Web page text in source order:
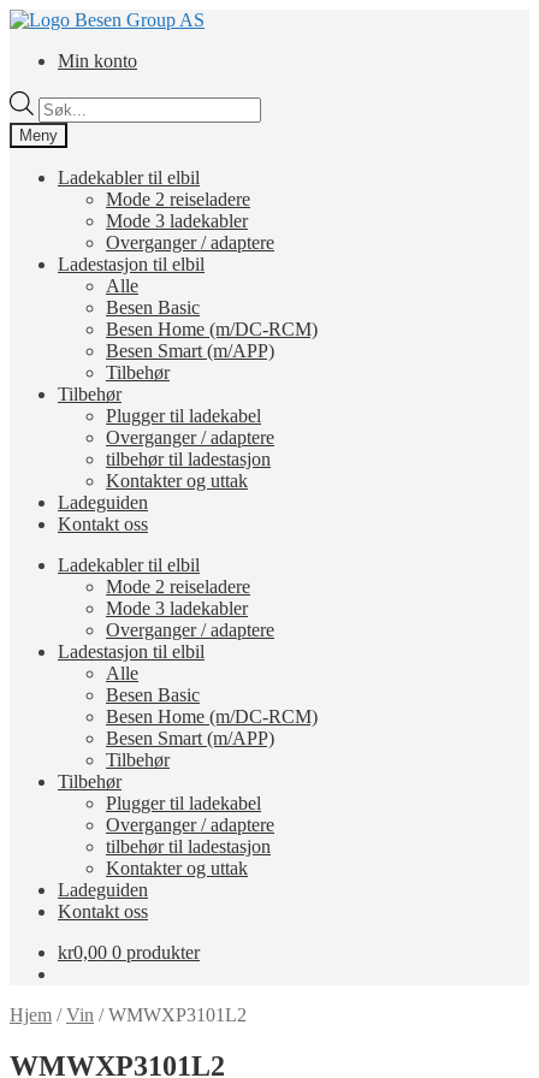
Hopp
navigasjon
Hopp
innholdMin konto
Products
search
Meny
Ladekabler til elbil
Mode 2 reiseladere
Mode 3 ladekabler
Overganger / adaptere
Ladestasjon til elbil
Alle
Besen Basic
Besen Home (m/DC-RCM)
Besen Smart (m/APP)
Tilbehør
Tilbehør
Plugger til ladekabel
Overganger / adaptere
tilbehør til ladestasjon
Kontakter og uttak
Ladeguiden
Kontakt oss
Ladekabler til elbil
Mode 2 reiseladere
Mode 3 ladekabler
Overganger / adaptere
Ladestasjon til elbil
Alle
Besen Basic
Besen Home (m/DC-RCM)
Besen Smart (m/APP)
Tilbehør
Tilbehør
Plugger til ladekabel
Overganger / adaptere
tilbehør til ladestasjon
Kontakter og uttak
Ladeguiden
Kontakt oss
kr0,00 0 produkter
Hjem /Vin /WMWXP3101L2
WMWXP3101L2